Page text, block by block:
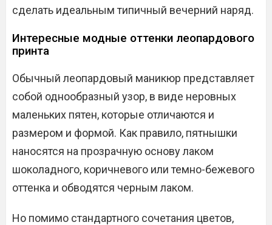
сделать идеальным типичный вечерний наряд.
Интересные модные оттенки леопардового
принта
Обычный леопардовый маникюр представляет
собой однообразный узор, в виде неровных
маленьких пятен, которые отличаются и
размером и формой. Как правило, пятнышки
наносятся на прозрачную основу лаком
шоколадного, коричневого или темно-бежевого
оттенка и обводятся черным лаком.
Но помимо стандартного сочетания цветов,